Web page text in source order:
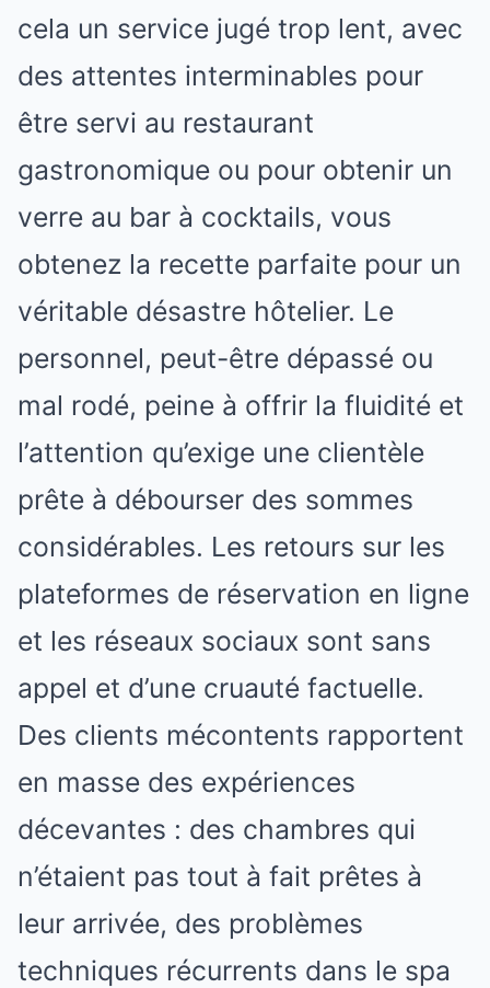
cela un service jugé trop lent, avec
des attentes interminables pour
être servi au restaurant
gastronomique ou pour obtenir un
verre au bar à cocktails, vous
obtenez la recette parfaite pour un
véritable désastre hôtelier. Le
personnel, peut-être dépassé ou
mal rodé, peine à offrir la fluidité et
l’attention qu’exige une clientèle
prête à débourser des sommes
considérables. Les retours sur les
plateformes de réservation en ligne
et les réseaux sociaux sont sans
appel et d’une cruauté factuelle.
Des clients mécontents rapportent
en masse des expériences
décevantes : des chambres qui
n’étaient pas tout à fait prêtes à
leur arrivée, des problèmes
techniques récurrents dans le spa